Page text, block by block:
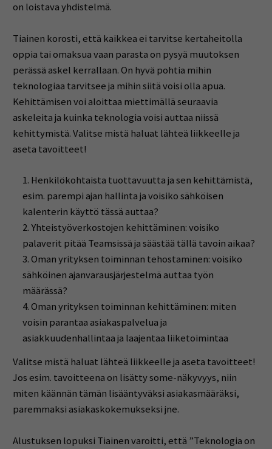
on loistava yhdistelmä.
Tiainen korosti, että kaikkea ei tarvitse kertaheitolla
oppia tai omaksua vaan parasta on pysyä muutoksen
perässä askel kerrallaan. On hyvä pohtia mihin
teknologiaa tarvitsee ja mihin siitä voisi olla apua.
Kehittämisen voi aloittaa miettimällä seuraavia
askeleita ja kuinka teknologia voisi auttaa niissä
kehittymistä. Valitse mistä haluat lähteä liikkeelle ja
aseta tavoitteet!
Henkilökohtaista tuottavuutta ja sen kehittämistä,
esim. parempi ajan hallinta ja voisiko sähköisen
kalenterin käyttö tässä auttaa?
Yhteistyöverkostojen kehittäminen: voisiko
palaverit pitää Teamsissä ja säästää tällä tavoin aikaa?
Oman yrityksen toiminnan tehostaminen: voisiko
sähköinen ajanvarausjärjestelmä auttaa työn
määrässä?
Oman yrityksen toiminnan kehittäminen: miten
voisin parantaa asiakaspalvelua ja
asiakkuudenhallintaa ja laajentaa liiketoimintaa
Valitse mistä haluat lähteä liikkeelle ja aseta tavoitteet!
Jos esim. tavoitteena on lisätty some-näkyvyys, niin
miten käännän tämän lisääntyväksi asiakasmääräksi,
paremmaksi asiakaskokemukseksi jne.
Alustuksen lopuksi Tiainen varoitti, että ”Teknologia on